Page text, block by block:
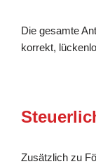
Die gesamte
korrekt,
Zusätzlich zu